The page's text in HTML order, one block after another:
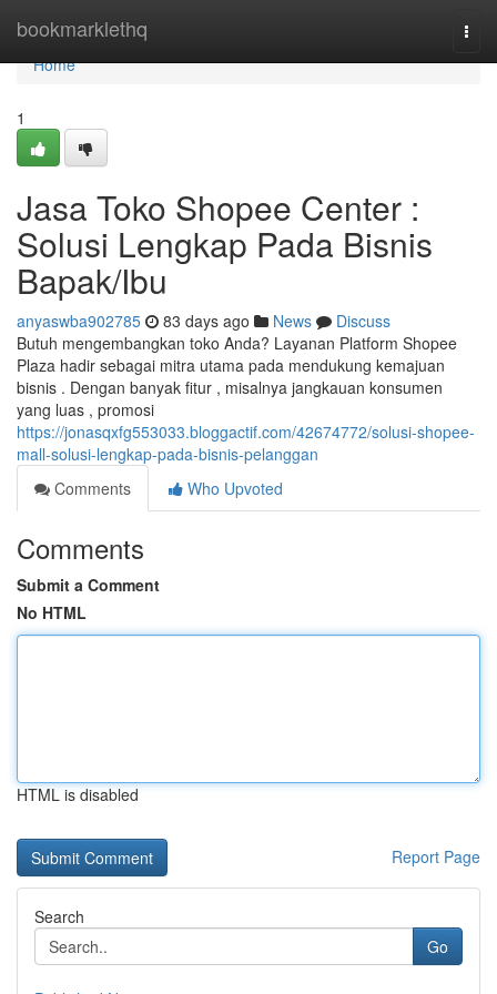
bookmarklethq
Home
Home
1
Jasa Toko Shopee Center :
Solusi Lengkap Pada Bisnis
Bapak/Ibu
anyaswba902785 83 days ago News
Discuss
Butuh mengembangkan toko Anda? Layanan Platform Shopee
Plaza hadir sebagai mitra utama pada mendukung kemajuan
bisnis . Dengan banyak fitur , misalnya jangkauan konsumen
yang luas , promosi
https://jonasqxfg553033.bloggactif.com/42674772/solusi-shopee-
mall-solusi-lengkap-pada-bisnis-pelanggan
Comments
Who Upvoted
Comments
Submit a Comment
No HTML
HTML is disabled
Report Page
Search
Go